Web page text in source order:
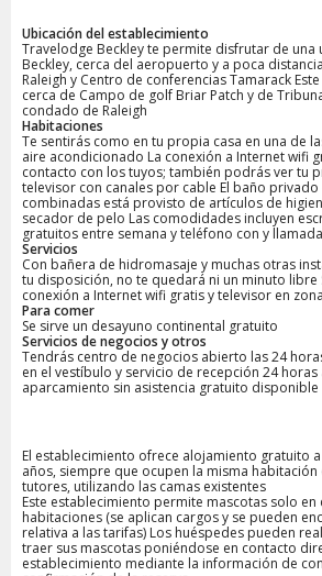
Ubicación del establecimiento
Travelodge Beckley te permite disfrutar de una
Beckley, cerca del aeropuerto y a poca
Raleigh y Centro de conferencias Tamarack
cerca de Campo de golf Briar Patch y de
condado de Raleigh
Habitaciones
Te sentirás como en tu propia casa en una de
aire acondicionado La conexión a Internet wifi
contacto con los tuyos; también podrás ver tu
televisor con canales por cable El baño
combinadas está provisto de artículos de
secador de pelo Las comodidades incluyen
gratuitos entre semana y teléfono con y
Servicios
Con bañera de hidromasaje y muchas otras
tu disposición, no te quedará ni un minuto libre
conexión a Internet wifi gratis y televisor en
Para comer
Se sirve un desayuno continental gratuito
Servicios de negocios y otros
Tendrás centro de negocios abierto las 24
en el vestíbulo y servicio de recepción 24
aparcamiento sin asistencia gratuito disponible
El establecimiento ofrece alojamiento gratuito
años, siempre que ocupen la misma
tutores, utilizando las camas existentes
Este establecimiento permite mascotas solo
habitaciones (se aplican cargos y se pueden
relativa a las tarifas) Los huéspedes pueden
traer sus mascotas poniéndose en contacto
establecimiento mediante la información de